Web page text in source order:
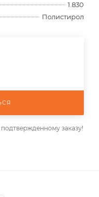
1.830
Полистирол
заказу!